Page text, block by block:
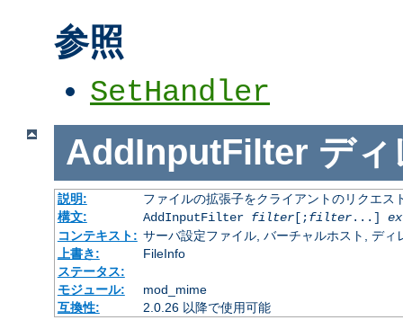
参照
SetHandler
AddInputFilter ディ
説明:
ファイルの拡張子をクライアントのリクエス
構文:
AddInputFilter filter[;filter...]
コンテキスト: サーバ設定ファイル, バーチャルホスト, ディ
上書き:
FileInfo
ステータス:
モジュール:
mod_mime
互換性:
2.0.26 以降で使用可能